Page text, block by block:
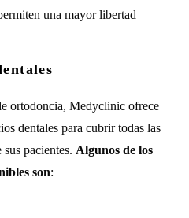
una mayor libertad
ortodoncia, Medyclinic ofrece
dentales para cubrir todas las
pacientes. Algunos de los
son: